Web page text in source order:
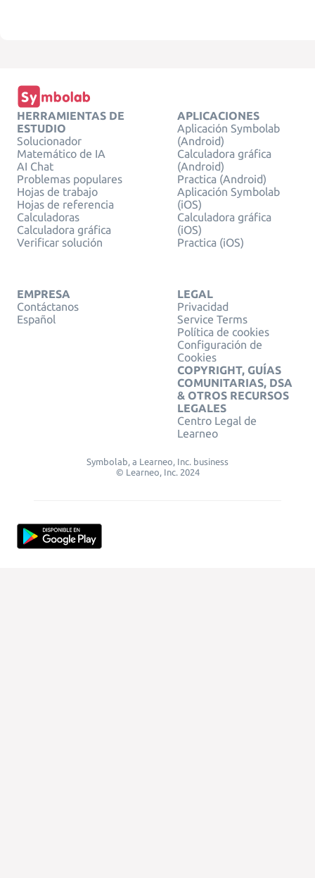
HERRAMIENTAS DE
ESTUDIO
Solucionador
Matemático de IA
AI Chat
Problemas populares
Hojas de trabajo
Hojas de referencia
Calculadoras
Calculadora gráfica
Verificar solución
APLICACIONES
Aplicación Symbolab
(Android)
Calculadora gráfica
(Android)
Practica (Android)
Aplicación Symbolab
(iOS)
Calculadora gráfica
(iOS)
Practica (iOS)
EMPRESA
Contáctanos
Español
LEGAL
Privacidad
Service Terms
Política de cookies
Configuración de
Cookies
COPYRIGHT, GUÍAS
COMUNITARIAS, DSA
& OTROS RECURSOS
LEGALES
Centro Legal de
Learneo
Symbolab, a Learneo, Inc. business
© Learneo, Inc. 2024